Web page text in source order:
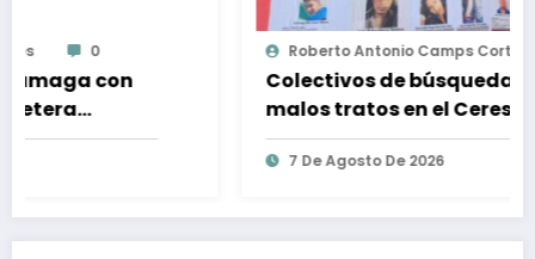
Roberto Antonio Camps Cortés 0
Colectivos de búsqueda denuncian
malos tratos en el Cereso de
Chilpancingo
7 De Agosto De 2026